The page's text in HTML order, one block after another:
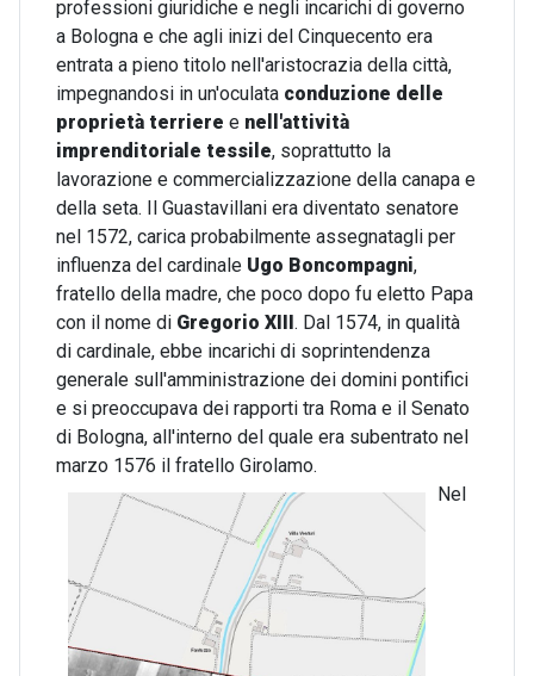
professioni giuridiche e negli incarichi di governo
a Bologna e che agli inizi del Cinquecento era
entrata a pieno titolo nell'aristocrazia della città,
impegnandosi in un'oculata conduzione delle
proprietà terriere e nell'attività
imprenditoriale tessile, soprattutto la
lavorazione e commercializzazione della canapa e
della seta. Il Guastavillani era diventato senatore
nel 1572, carica probabilmente assegnatagli per
influenza del cardinale Ugo Boncompagni,
fratello della madre, che poco dopo fu eletto Papa
con il nome di Gregorio XIII. Dal 1574, in qualità
di cardinale, ebbe incarichi di soprintendenza
generale sull'amministrazione dei domini pontifici
e si preoccupava dei rapporti tra Roma e il Senato
di Bologna, all'interno del quale era subentrato nel
marzo 1576 il fratello Girolamo.
Nel